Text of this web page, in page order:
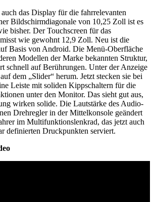
das Display für die fahrrelevanten
Bildschirmdiagonale von 10,25 Zoll ist es
bisher. Der Touchscreen für das
wie gewohnt 12,9 Zoll. Neu ist die
Basis von Android. Die Menü-Oberfläche
Modellen der Marke bekannten Struktur,
schnell auf Berührungen. Unter der Anzeige
dem „Slider“ herum. Jetzt stecken sie bei
Leiste mit soliden Kippschaltern für die
unter den Monitor. Das sieht gut aus,
wirken solide. Die Lautstärke des Audio-
Drehregler in der Mittelkonsole geändert
im Multifunktionslenkrad, das jetzt auch
definierten Druckpunkten serviert.